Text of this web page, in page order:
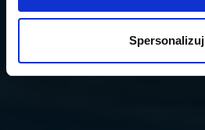
Spersonalizuj